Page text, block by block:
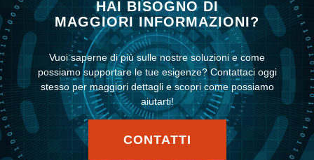
HAI BISOGNO DI
MAGGIORI INFORMAZIONI?
Vuoi saperne di più sulle nostre soluzioni e come
possiamo supportare le tue esigenze? Contattaci oggi
stesso per maggiori dettagli e scopri come possiamo
aiutarti!
CONTATTI